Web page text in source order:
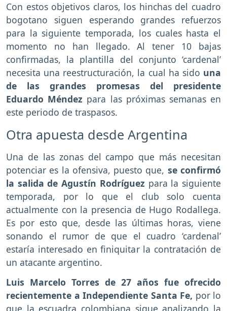
Con estos objetivos claros, los hinchas del cuadro
bogotano siguen esperando grandes refuerzos
para la siguiente temporada, los cuales hasta el
momento no han llegado. Al tener 10 bajas
confirmadas, la plantilla del conjunto ‘cardenal’
necesita una reestructuración, la cual ha sido una
de las grandes promesas del presidente
Eduardo Méndez para las próximas semanas en
este periodo de traspasos.
Otra apuesta desde Argentina
Una de las zonas del campo que más necesitan
potenciar es la ofensiva, puesto que, se confirmó
la salida de Agustín Rodríguez para la siguiente
temporada, por lo que el club solo cuenta
actualmente con la presencia de Hugo Rodallega.
Es por esto que, desde las últimas horas, viene
sonando el rumor de que el cuadro ‘cardenal’
estaría interesado en finiquitar la contratación de
un atacante argentino.
Luis Marcelo Torres de 27 años fue ofrecido
recientemente a Independiente Santa Fe, por lo
que la escuadra colombiana sigue analizando la